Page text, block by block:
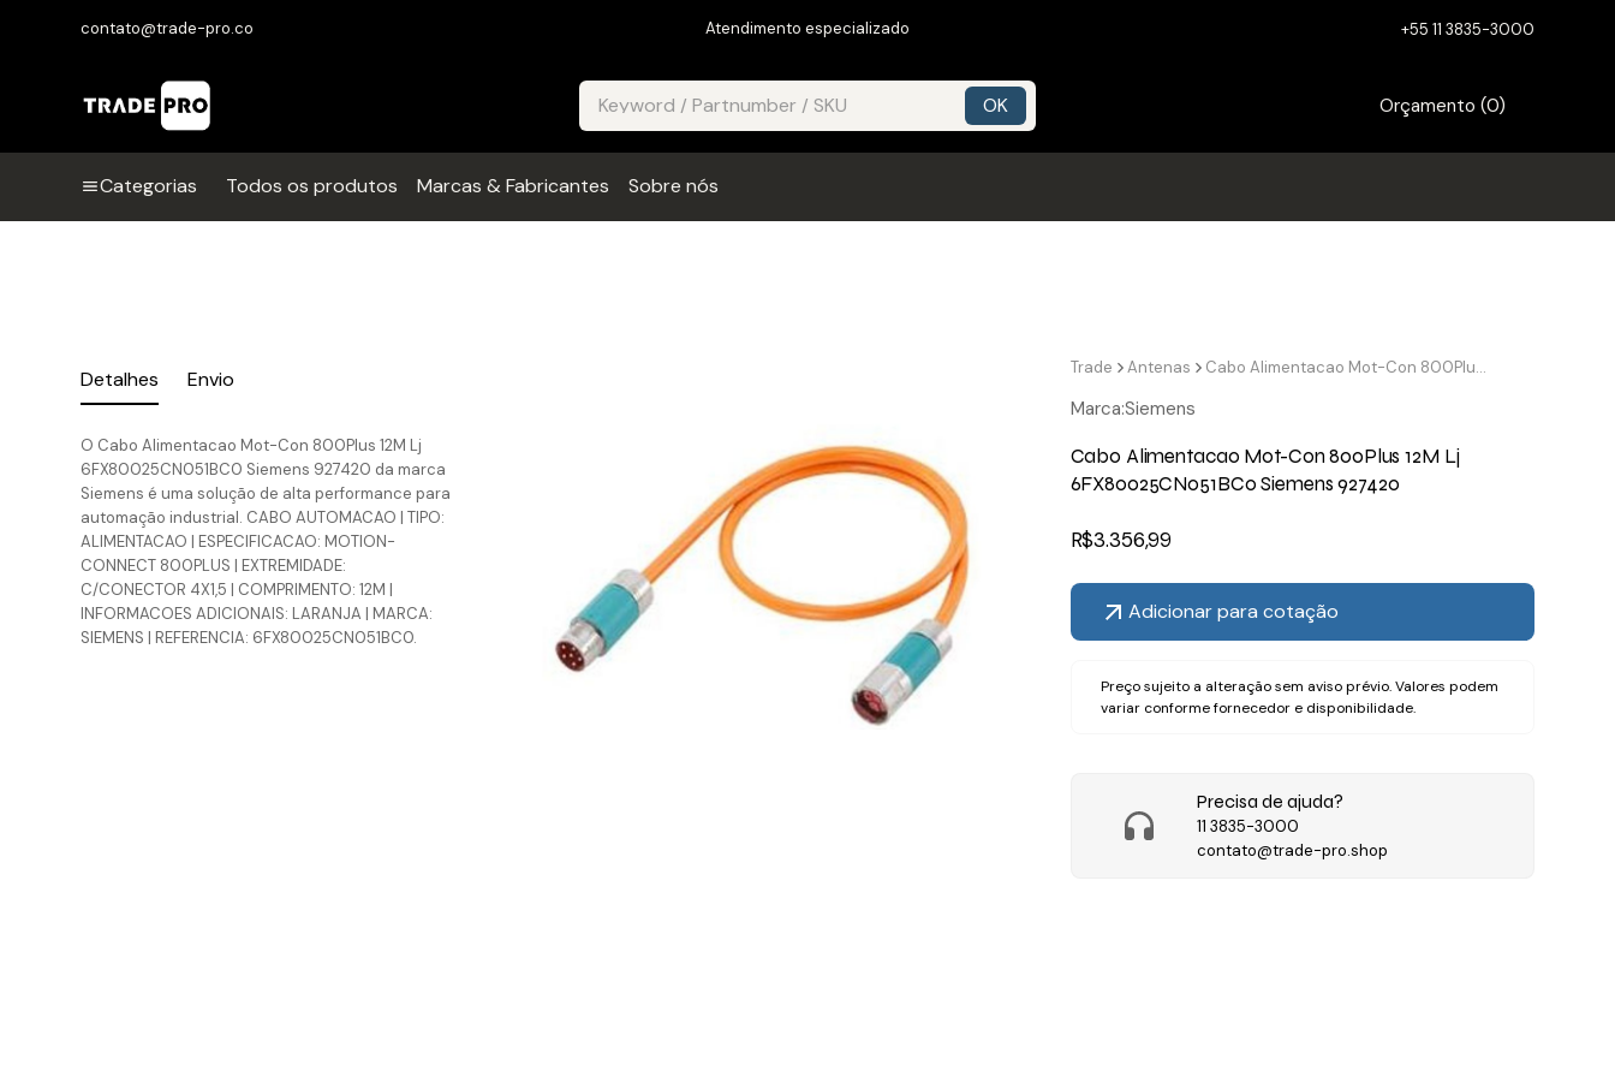
contato@trade-pro.co Atendimento especializado +55 11 3835-3000
Orçamento (0)
Categorias Todos os produtos Marcas & Fabricantes Sobre nós
Detalhes Envio
O Cabo Alimentacao Mot-Con 800Plus 12M Lj
6FX80025CN051BC0 Siemens 927420 da marca
Siemens é uma solução de alta performance para
automação industrial. CABO AUTOMACAO | TIPO:
ALIMENTACAO | ESPECIFICACAO: MOTION-
CONNECT 800PLUS | EXTREMIDADE:
C/CONECTOR 4X1,5 | COMPRIMENTO: 12M |
INFORMACOES ADICIONAIS: LARANJA | MARCA:
SIEMENS | REFERENCIA: 6FX80025CN051BC0.
Trade Antenas Cabo Alimentacao Mot-Con 800Plus 12M Lj 6FX80025CN051BC0 Siemens 927420
Marca:Siemens
Cabo Alimentacao Mot-Con 800Plus 12M Lj
6FX80025CN051BC0 Siemens 927420
R$3.356,99
Adicionar para cotação
Preço sujeito a alteração sem aviso prévio. Valores podem
variar conforme fornecedor e disponibilidade.
Precisa de ajuda?
11 3835-3000
contato@trade-pro.shop